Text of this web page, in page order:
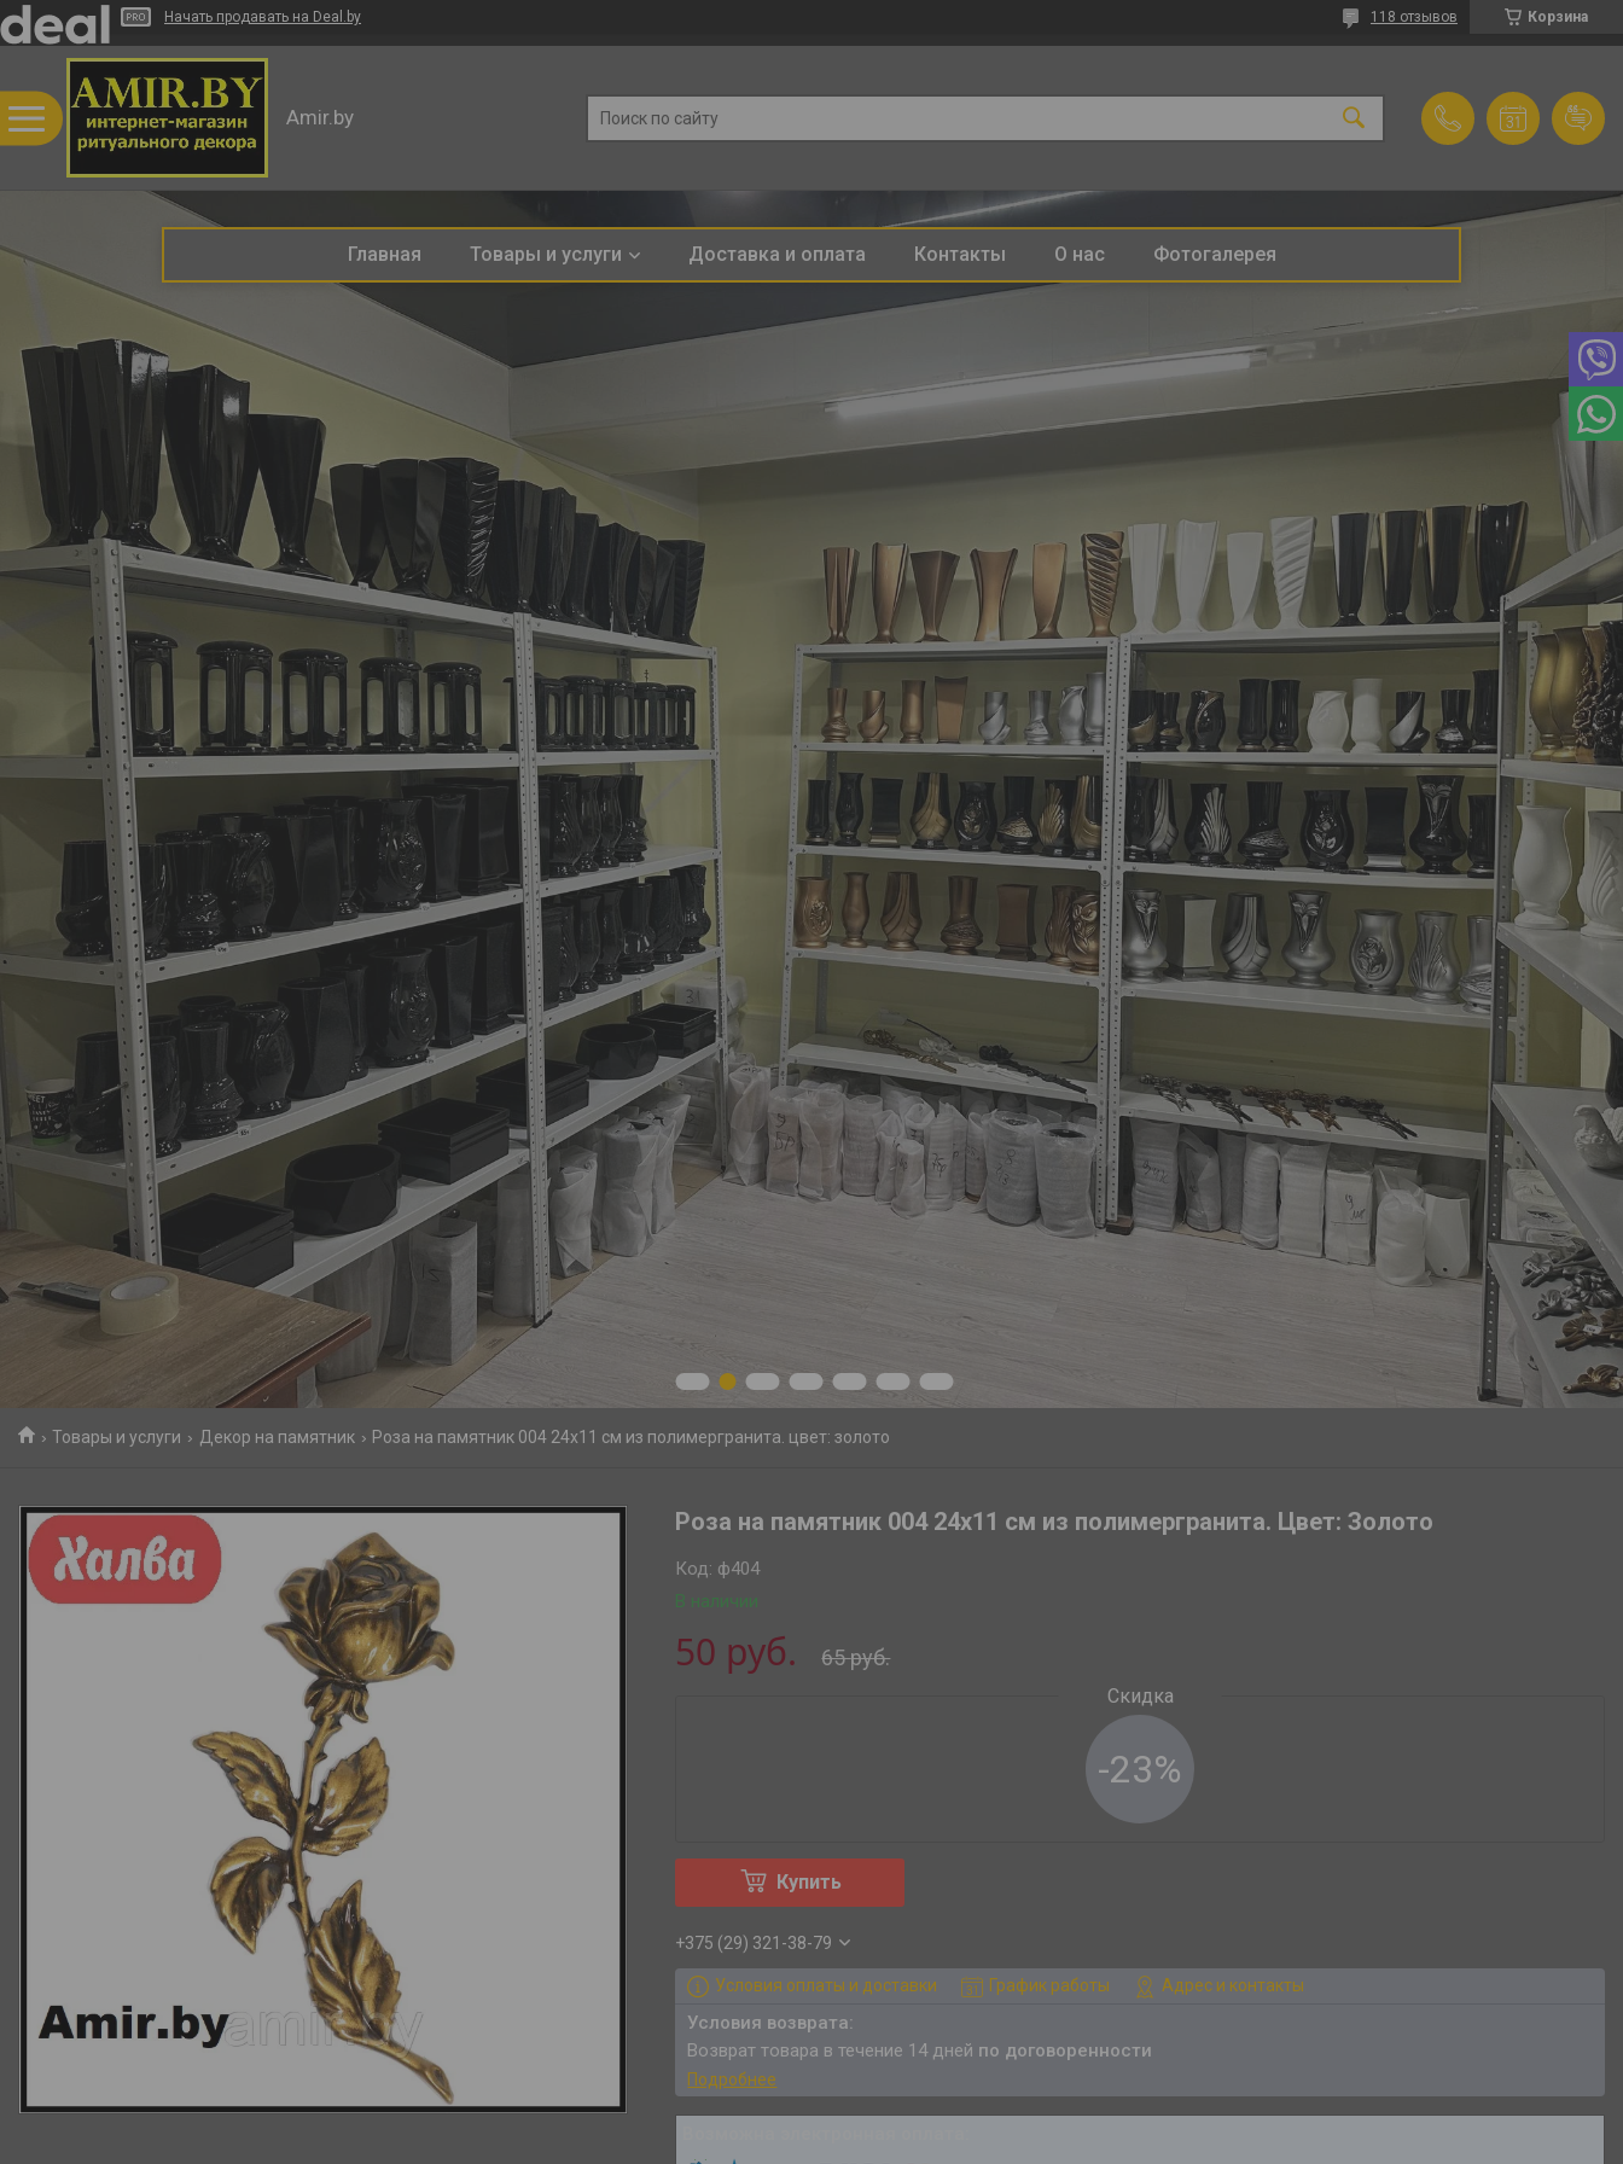
Начать продавать на Deal.by Корзина
118 отзывов
Amir.by
Главная Товары и услуги Доставка и оплата Контакты О нас Фотогалерея
Товары и услуги Декор на памятник Роза на памятник 004 24х11 см из полимергранита. цвет: золото
Роза на памятник 004 24х11 см из полимергранита. Цвет: Золото
В наличии
Код: ф404
65руб.
50 руб.
-23%
Купить
+375 (29) 321-38-79
Условия оплаты и доставки График работы Адрес и контакты
возврат товара в течение 14 дней по договоренности
Подробнее